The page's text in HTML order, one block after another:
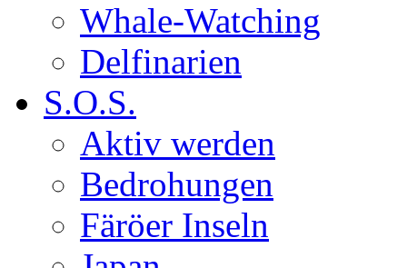
Whale-Watching
Delfinarien
S.O.S.
Aktiv werden
Bedrohungen
Färöer Inseln